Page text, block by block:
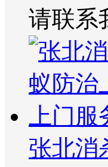
请联系
张北消